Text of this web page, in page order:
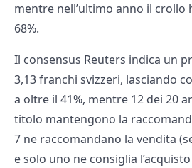
mentre nell’ultimo anno il crollo
68%.
Il consensus Reuters indica un
3,13 franchi svizzeri, lasciando
a oltre il 41%, mentre 12 dei 20
titolo mantengono la
7 ne raccomandano la vendita
e solo uno ne consiglia l’acquisto